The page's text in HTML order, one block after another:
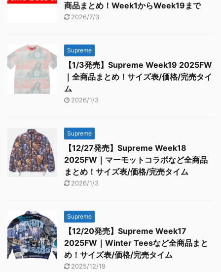
商品まとめ！Week1からWeek19まで
2026/7/3
Supreme
【1/3発売】Supreme Week19 2025FW
｜全商品まとめ！サイズ表/価格/完売タイ
ム
2026/1/3
Supreme
【12/27発売】Supreme Week18
2025FW｜マーモットコラボなど全商品
まとめ！サイズ表/価格/完売タイム
2026/1/3
Supreme
【12/20発売】Supreme Week17
2025FW｜Winter Teesなど全商品まと
め！サイズ表/価格/完売タイム
2025/12/19